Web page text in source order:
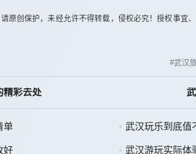
原创保护，未经允许不得转载，侵权必究！授权事宜
武汉
精彩去处
单 武汉玩乐到底值
好 武汉游玩实际体